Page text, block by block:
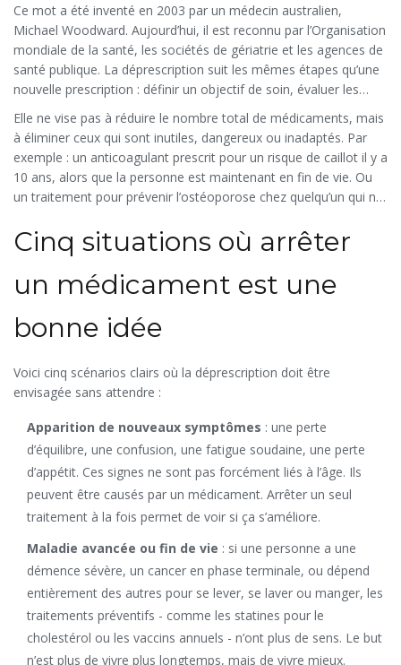
Ce mot a été inventé en 2003 par un médecin australien,
Michael Woodward. Aujourd’hui, il est reconnu par l’Organisation
mondiale de la santé, les sociétés de gériatrie et les agences de
santé publique. La déprescription suit les mêmes étapes qu’une
nouvelle prescription : définir un objectif de soin, évaluer les
risques et bénéfices, obtenir le consentement du patient, et
surveiller les effets après l’arrêt.
Elle ne vise pas à réduire le nombre total de médicaments, mais
à éliminer ceux qui sont inutiles, dangereux ou inadaptés. Par
exemple : un anticoagulant prescrit pour un risque de caillot il y a
10 ans, alors que la personne est maintenant en fin de vie. Ou
un traitement pour prévenir l’ostéoporose chez quelqu’un qui ne
Cinq situations où arrêter
un médicament est une
bonne idée
Voici cinq scénarios clairs où la déprescription doit être
envisagée sans attendre :
Apparition de nouveaux symptômes : une perte
d’équilibre, une confusion, une fatigue soudaine, une perte
d’appétit. Ces signes ne sont pas forcément liés à l’âge. Ils
peuvent être causés par un médicament. Arrêter un seul
traitement à la fois permet de voir si ça s’améliore.
Maladie avancée ou fin de vie : si une personne a une
démence sévère, un cancer en phase terminale, ou dépend
entièrement des autres pour se lever, se laver ou manger, les
traitements préventifs - comme les statines pour le
cholestérol ou les vaccins annuels - n’ont plus de sens. Le but
n’est plus de vivre plus longtemps, mais de vivre mieux.